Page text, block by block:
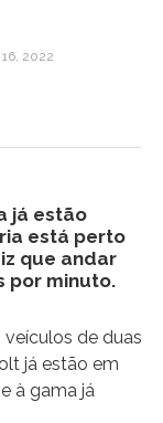
2022
já estão
está perto
que andar
por minuto.
de duas
já estão em
à gama já